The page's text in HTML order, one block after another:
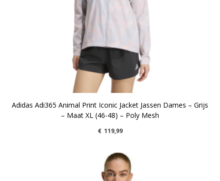
Adidas Adi365 Animal Print Iconic Jacket Jassen Dames – Grijs
– Maat XL (46-48) – Poly Mesh
€ 119,99